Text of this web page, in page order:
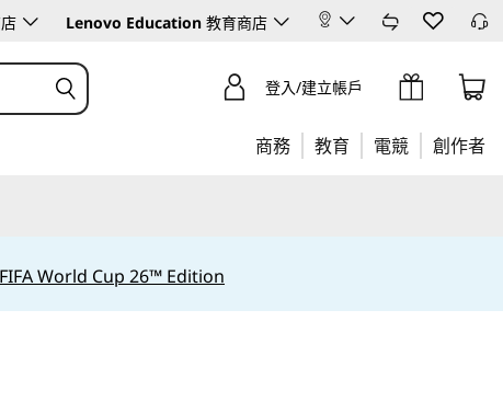
Lenovo Education 教育商店
登入/建立帳戶
商務 教育 電競 創作者
FIFA World Cup 26™ Edition